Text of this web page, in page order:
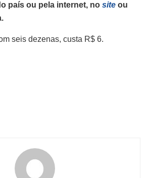
país ou pela internet, no site ou
seis dezenas, custa R$ 6.